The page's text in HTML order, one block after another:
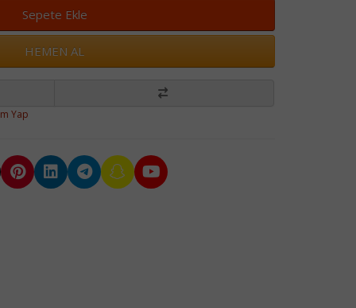
Sepete Ekle
HEMEN AL
Yap